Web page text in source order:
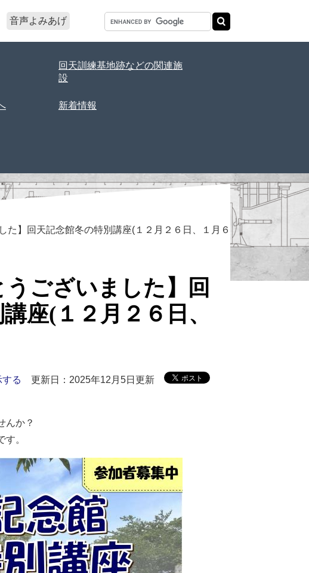
音声よみあげ
回天訓練基地跡などの関連施
設
新着情報
た】回天記念館冬の特別講座(１２月２６日、１月６
うございました】回
座(１２月２６日、
る 更新日：2025年12月5日更新
んか？
。